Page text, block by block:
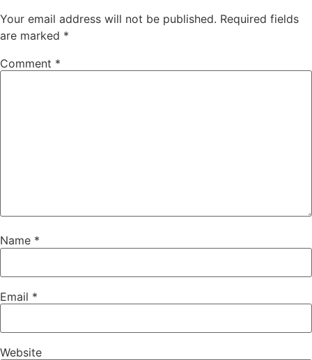
Your email address will not be published. Required fields
are marked *
Comment *
Name *
Email *
Website